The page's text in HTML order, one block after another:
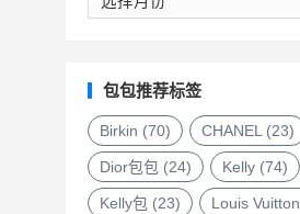
侈
包
品
牌
包包推荐标签
Birkin (70) CHANEL(23)
Dior包包 (24) Kelly (74)
Kelly包 (23) Louis Vuitton